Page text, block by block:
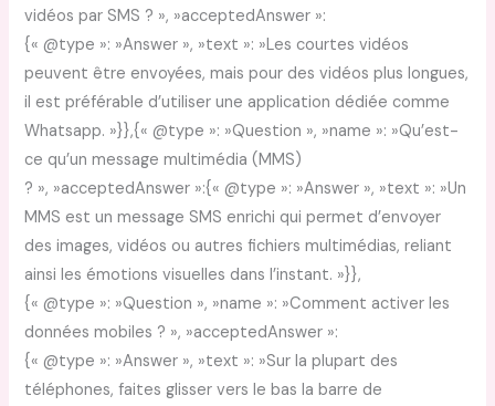
vidéos par SMS ? », »acceptedAnswer »:
{« @type »: »Answer », »text »: »Les courtes vidéos
peuvent être envoyées, mais pour des vidéos plus longues,
il est préférable d’utiliser une application dédiée comme
Whatsapp. »}},{« @type »: »Question », »name »: »Qu’est-
ce qu’un message multimédia (MMS)
? », »acceptedAnswer »:{« @type »: »Answer », »text »: »Un
MMS est un message SMS enrichi qui permet d’envoyer
des images, vidéos ou autres fichiers multimédias, reliant
ainsi les émotions visuelles dans l’instant. »}},
{« @type »: »Question », »name »: »Comment activer les
données mobiles ? », »acceptedAnswer »:
{« @type »: »Answer », »text »: »Sur la plupart des
téléphones, faites glisser vers le bas la barre de